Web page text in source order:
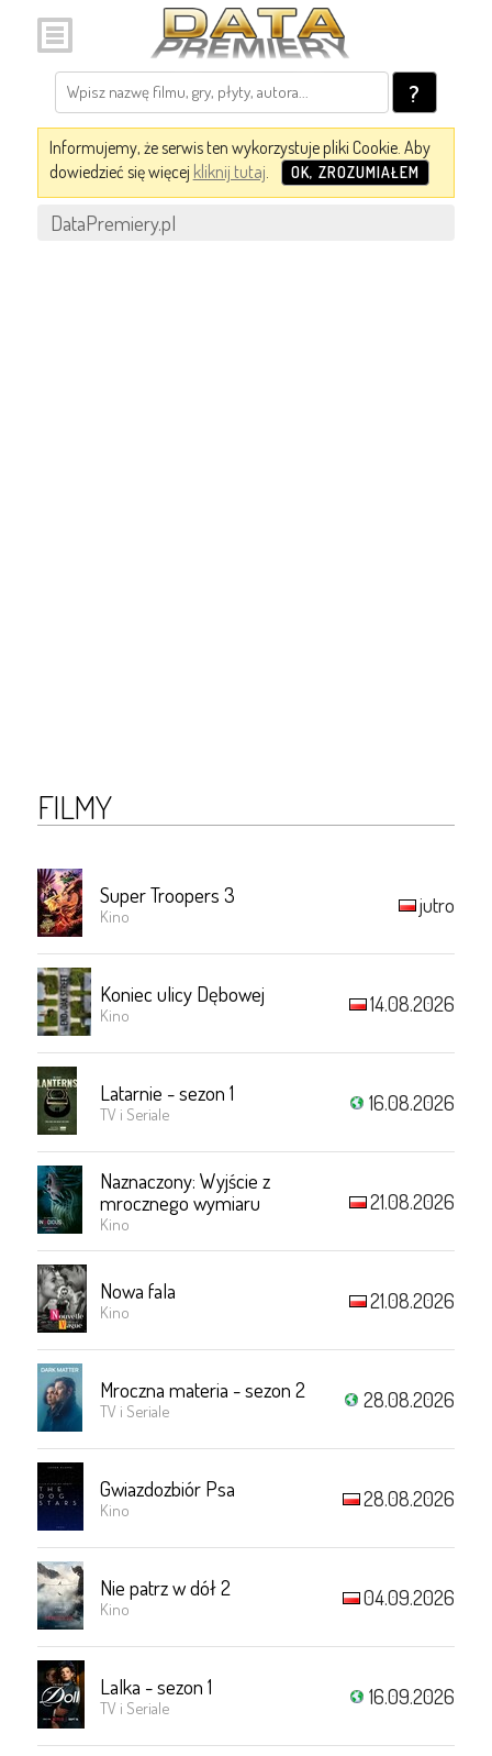
?
Informujemy, że serwis ten wykorzystuje pliki Cookie. Aby
dowiedzieć się więcej kliknij tutaj. OK, ZROZUMIAŁEM
DataPremiery.pl
FILMY
Super Troopers 3
Kino jutro
Koniec ulicy Dębowej
Kino 14.08.2026
Latarnie - sezon 1
TV i Seriale 16.08.2026
Naznaczony: Wyjście z
mrocznego wymiaru
Kino
21.08.2026
Nowa fala
Kino 21.08.2026
Mroczna materia - sezon 2
TV i Seriale 28.08.2026
Gwiazdozbiór Psa
Kino 28.08.2026
Nie patrz w dół 2
Kino 04.09.2026
Lalka - sezon 1
TV i Seriale 16.09.2026